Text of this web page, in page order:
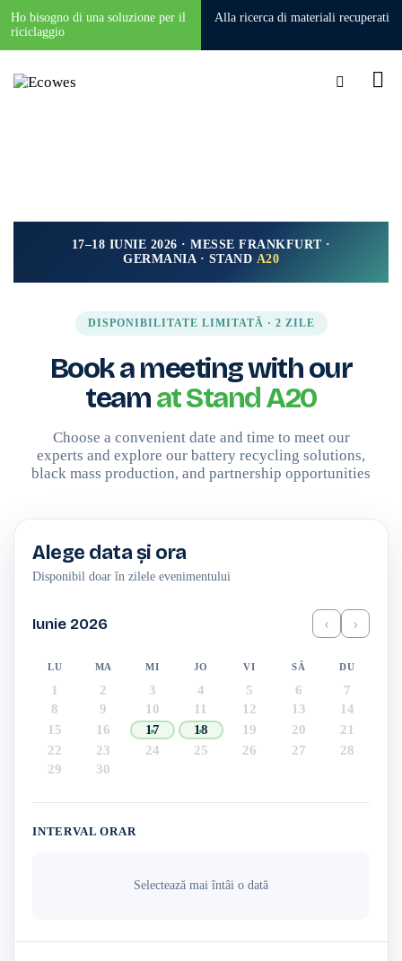
Ho bisogno di una soluzione per il
riciclaggio
Alla ricerca di materiali recuperati
17–18 IUNIE 2026 · MESSE FRANKFURT ·
GERMANIA · STAND A20
DISPONIBILITATE LIMITATĂ · 2 ZILE
Book a meeting with our
teamat Stand A20
Choose a convenient date and time to meet our
experts and explore our battery recycling solutions,
black mass production, and partnership opportunities
Alege data și ora
Disponibil doar în zilele evenimentului
Iunie 2026 ‹ ›
LU MA MI JO VI SÂ DU
1 2 3 4 5 6
7
8
9 10 11 12 13
14
15
16 17 18 19 20
21
22
23 24 25 26 27
28
29
30
INTERVAL ORAR
Selectează mai întâi o dată